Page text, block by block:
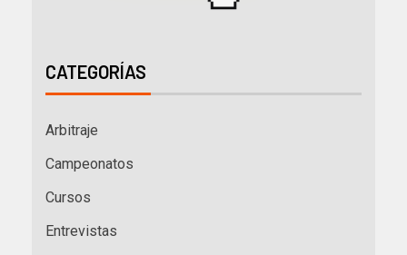
CATEGORÍAS
Arbitraje
Campeonatos
Cursos
Entrevistas